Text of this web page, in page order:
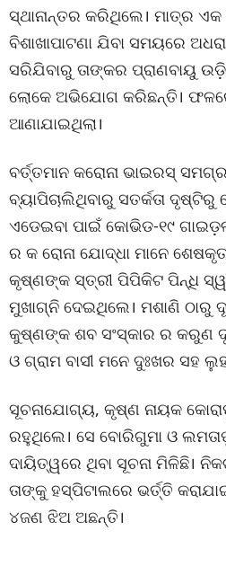
ସ୍ଥାନାନ୍ତର କରିଥିଲେ। ମାତ୍ର
ବିଶାଖାପାଟଣା ଯିବା ସମୟରେ
ସରିଯିବାରୁ ତାଙ୍କର ପ୍ରାଣବାୟୁ
ଲୋକେ ଅଭିଯୋଗ କରିଛନ୍ତି।
ଆଣାଯାଇଥିଲା।
ବର୍ତ୍ତମାନ କରୋନା ଭାଇରସ୍‌
ବ୍ୟାପିଚାଲିଥିବାରୁ ସତର୍କତା
ଏଡେଇବା ପାଇଁ କୋଭିଡ-୧୯
ର କ ରୋନା ଯୋଦ୍ଧା ମାନେ
କୃଷ୍ଣଙ୍କ ସ୍ତ୍ରୀ ପିପିକିଟ ପିନ୍ଧି
ମୁଖାଗ୍ନି ଦେଇଥିଲେ। ମଶାଣି
କୁଷ୍ଣଙ୍କ ଶବ ସଂସ୍କାର ର କରୁଣ
ଓ ଗ୍ରାମ ବାସୀ ମନେ ଦୁଃଖର ସହ
ସୂଚନାଯୋଗ୍ୟ, କୃଷ୍ଣ ନାୟକ
ରହୁଥିଲେ। ସେ ବୋରିଗୁମା ଓ
ଦାୟିତ୍ୱରେ ଥିବା ସୂଚନା ମିଳିଛି।
ତାଙ୍କୁ ହସ୍‌ପିଟାଲରେ ଭର୍ତ୍ତି
୪ଜଣ ଝିଅ ଅଛନ୍ତି।